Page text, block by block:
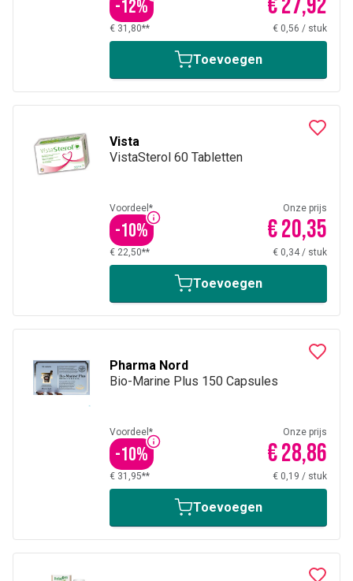
-12%
€ 31,80** € 0,56 / stuk
Toevoegen
Vista
VistaSterol 60 Tabletten
Voordeel*
-10%
Onze prijs
€ 20,35
€ 22,50** € 0,34 / stuk
Toevoegen
Pharma Nord
Bio-Marine Plus 150 Capsules
Voordeel*
-10%
Onze prijs
€ 28,86
€ 31,95** € 0,19 / stuk
Toevoegen